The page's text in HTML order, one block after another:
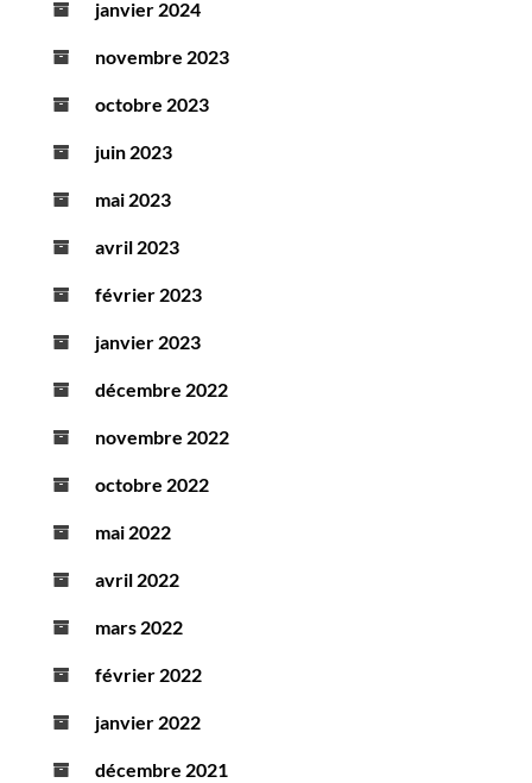
janvier 2024
novembre 2023
octobre 2023
juin 2023
mai 2023
avril 2023
février 2023
janvier 2023
décembre 2022
novembre 2022
octobre 2022
mai 2022
avril 2022
mars 2022
février 2022
janvier 2022
décembre 2021